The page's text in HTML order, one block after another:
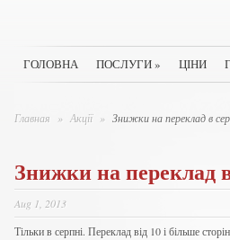
ГОЛОВНА ПОСЛУГИ» ЦІНИ
Главная » Акції » Знижки на переклад в
Знижки на переклад
Aug 1, 2013
Тільки в серпні. Переклад від 10 і більше